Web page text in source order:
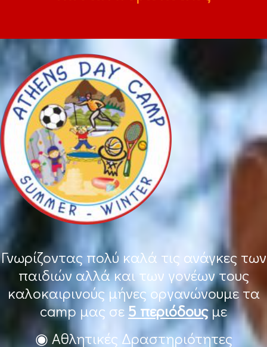
Γνωρίζοντας πολύ καλά τις ανάγκες των
παιδιών αλλά και των γονέων τους
καλοκαιρινούς μήνες οργανώνουμε τα
camp μας σε 5 περιόδουςμε
◉ Αθλητικές Δραστηριότητες